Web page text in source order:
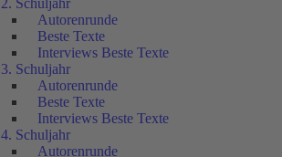
2. Schuljahr
Autorenrunde
Beste Texte
Interviews Beste Texte
3. Schuljahr
Autorenrunde
Beste Texte
Interviews Beste Texte
4. Schuljahr
Autorenrunde